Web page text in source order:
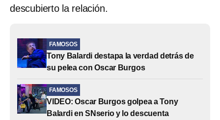
descubierto la relación.
FAMOSOS
Tony Balardi destapa la verdad detrás de
su pelea con Oscar Burgos
FAMOSOS
VIDEO: Oscar Burgos golpea a Tony
Balardi en SNserio y lo descuenta